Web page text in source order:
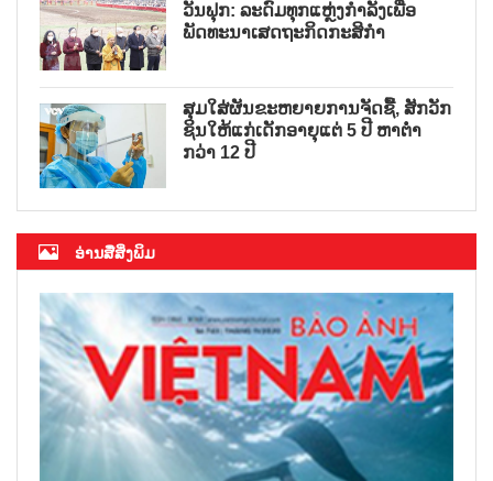
ວັນຟຸກ: ລະດົມທຸກແຫຼ່ງກຳລັງເພື່ອ
ພັດທະນາເສດຖະກິດກະສິກຳ
ສຸມໃສ່ຜັນຂະຫຍາຍການຈັດຊື້, ສັກວັກ
ຊິນໃຫ້ແກ່ເດັກອາຍຸແຕ່ 5 ປີ ຫາຕ່ຳ
ກວ່າ 12 ປີ
ອ່ານສື່ສິ່ງພິມ